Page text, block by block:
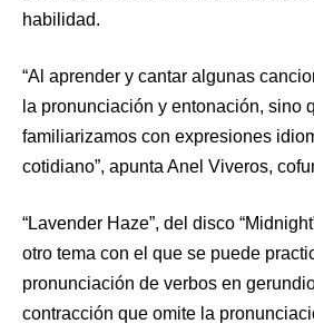
habilidad.
“Al aprender y cantar algunas
la pronunciación y entonación, sino
familiarizamos con expresiones
cotidiano”, apunta Anel Viveros,
“Lavender Haze”, del disco
otro tema con el que se puede
pronunciación de verbos en
contracción que omite la